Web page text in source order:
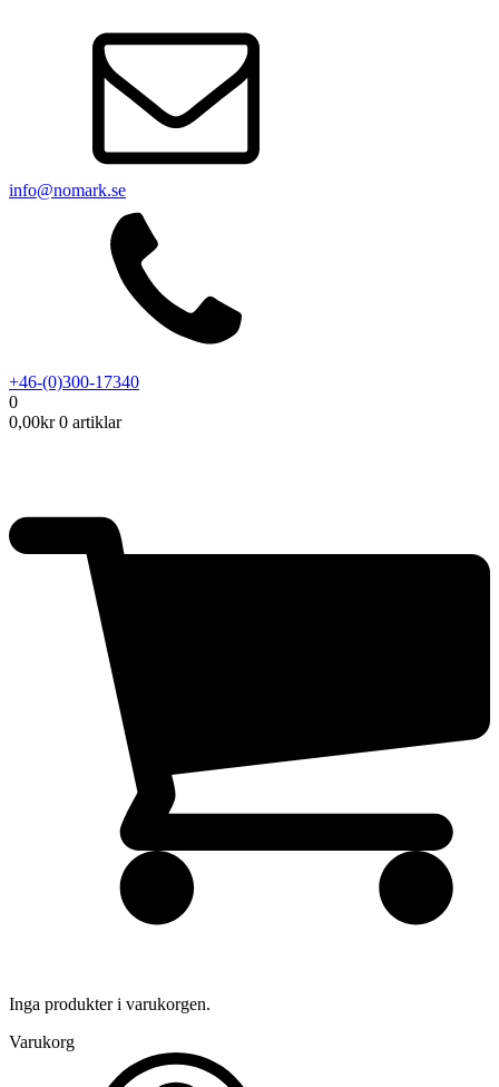
info@nomark.se
+46-(0)300-17340
0
0,00kr 0 artiklar
Inga produkter i varukorgen.
Varukorg